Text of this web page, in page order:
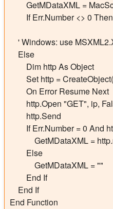
GetMDataXML =
If Err.Number <> 0
' Windows: use
    Else
        Dim http As Object
Set http =
        On Error Resume Next
http.Open "GET", ip,
        http.Send
If Err.Number = 0 And
GetMDataXML =
        Else
            GetMDataXML = ""
        End If
    End If
End Function